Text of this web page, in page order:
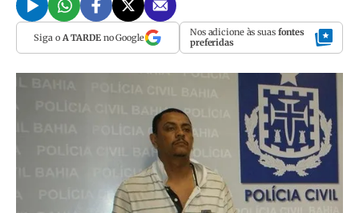
Siga o A TARDEno Google Nos adicione às suas fontes
preferidas